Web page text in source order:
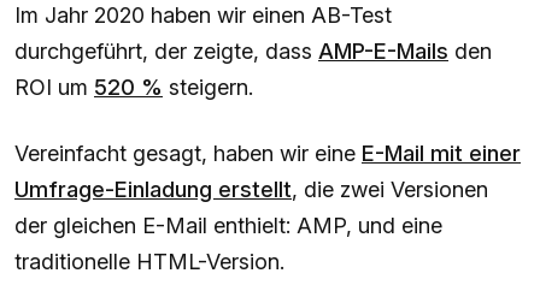
Im Jahr 2020 haben wir einen AB-Test
durchgeführt, der zeigte, dass AMP-E-Mails den
ROI um 520 % steigern.
Vereinfacht gesagt, haben wir eine E-Mail mit einer
Umfrage-Einladung erstellt, die zwei Versionen
der gleichen E-Mail enthielt: AMP, und eine
traditionelle HTML-Version.